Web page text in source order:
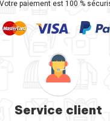
Votre paiement est 100 %
Service client